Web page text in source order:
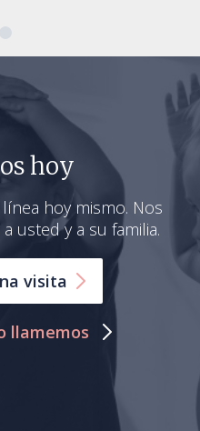
hoy
hoy mismo. Nos
usted y a su familia.
visita
llamemos